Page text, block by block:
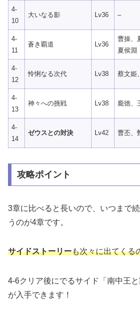
4-
10
大いなる影 Lv36 –
4-
11
蒼き覇道 Lv36
曹操、
夏侯淵
4-
12
怜悧なる次代 Lv38 蔡文姫
4-
13
神々への挑戦 Lv38 龐徳、
4-
14
ゼウスとの対決 Lv42 曹丕、
攻略ポイント
3章に比べると長いので、いつまで
うのが4章です。
サイドストーリーも次々に出てくる
4-6クリア後にでるサイド「南中王
が入手できます！